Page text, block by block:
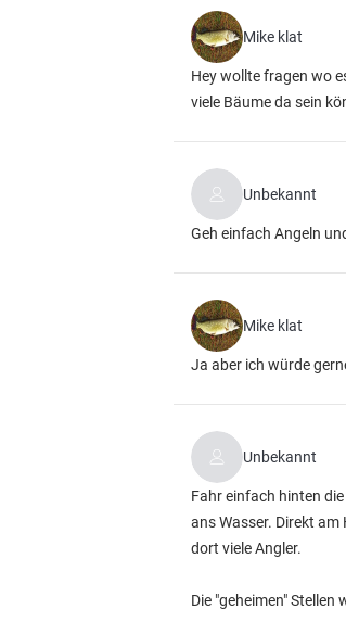
Mike klat
Hey wollte fragen wo
viele Bäume da sein
Unbekannt
Geh einfach Angeln
Mike klat
Ja aber ich würde
Unbekannt
Fahr einfach hinten
ans Wasser. Direkt
dort viele Angler.
Die "geheimen"